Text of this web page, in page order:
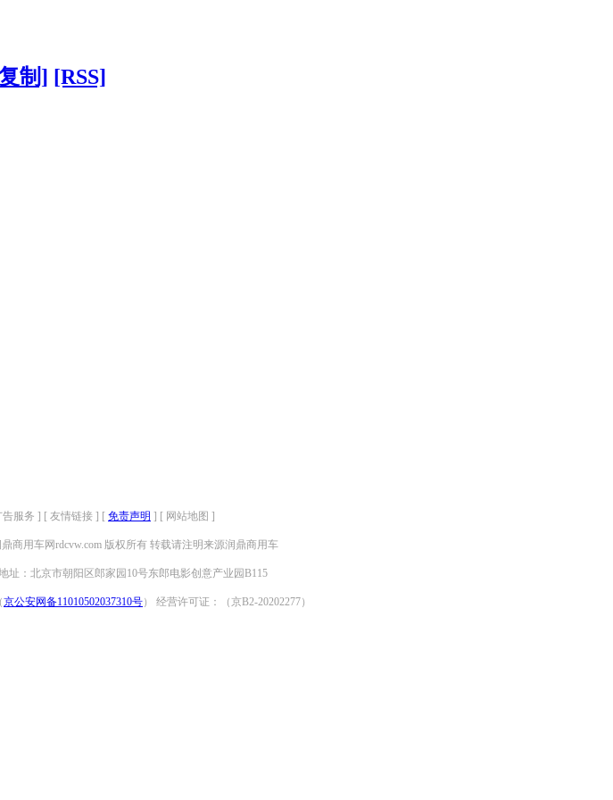
制] [RSS]
服务 ] [ 友情链接 ] [ 免责声明 ] [ 网站地图 ]
商用车网rdcvw.com 版权所有 转载请注明来源润鼎商用车
址：北京市朝阳区郎家园10号东郎电影创意产业园B115
京公安网备11010502037310号） 经营许可证：（京B2-20202277）